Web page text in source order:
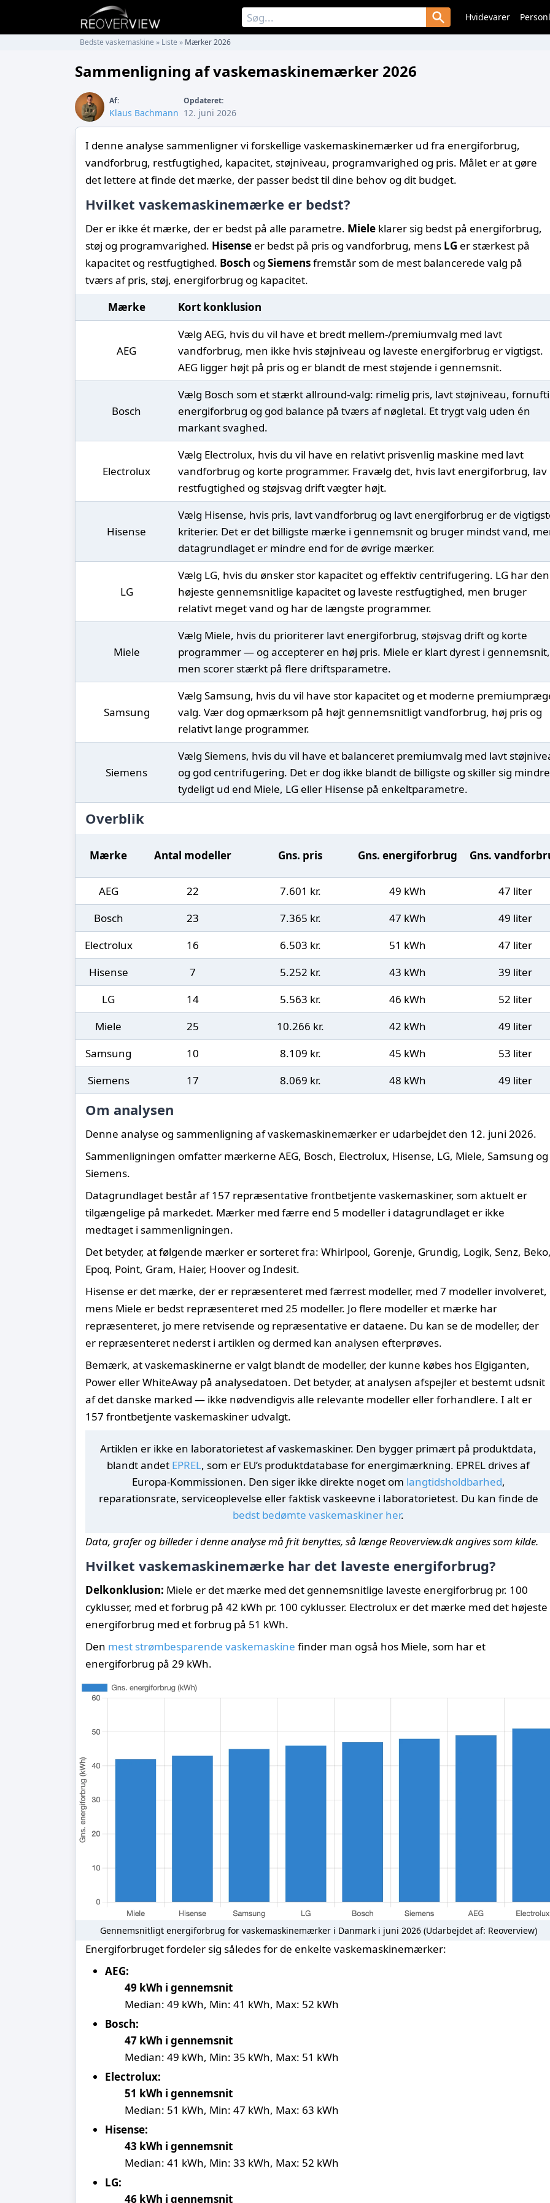
Hvidevarer
Bedste vaskemaskine » Liste » Mærker 2026
Sammenligning af vaskemaskinemærker 2026
Af:
Klaus Bachmann
Opdateret:
12. juni 2026
I denne analyse sammenligner vi forskellige vaskemaskinemærker ud fra energiforbrug,
vandforbrug, restfugtighed, kapacitet, støjniveau, programvarighed og pris. Målet er at gøre
det lettere at finde det mærke, der passer bedst til dine behov og dit budget.
Hvilket vaskemaskinemærke er bedst?
Der er ikke ét mærke, der er bedst på alle parametre. Miele klarer sig bedst på energiforbrug,
støj og programvarighed. Hisense er bedst på pris og vandforbrug, mens LG er stærkest på
kapacitet og restfugtighed. Bosch og Siemensfremstår som de mest balancerede valg på
tværs af pris, støj, energiforbrug og kapacitet.
Mærke
Kort konklusion
AEG
Vælg AEG, hvis du vil have et bredt mellem-/premiumvalg med lavt
vandforbrug, men ikke hvis støjniveau og laveste energiforbrug er vigtigst.
AEG ligger højt på pris og er blandt de mest støjende i gennemsnit.
Bosch
Vælg Bosch som et stærkt allround-valg: rimelig pris, lavt støjniveau,
energiforbrug og god balance på tværs af nøgletal. Et trygt valg uden én
markant svaghed.
Electrolux
Vælg Electrolux, hvis du vil have en relativt prisvenlig maskine med lavt
vandforbrug og korte programmer. Fravælg det, hvis lavt energiforbrug, lav
restfugtighed og støjsvag drift vægter højt.
Hisense
Vælg Hisense, hvis pris, lavt vandforbrug og lavt energiforbrug er de
kriterier. Det er det billigste mærke i gennemsnit og bruger mindst vand,
datagrundlaget er mindre end for de øvrige mærker.
LG
Vælg LG, hvis du ønsker stor kapacitet og effektiv centrifugering. LG har den
højeste gennemsnitlige kapacitet og laveste restfugtighed, men bruger
relativt meget vand og har de længste programmer.
Miele
Vælg Miele, hvis du prioriterer lavt energiforbrug, støjsvag drift og korte
programmer — og accepterer en høj pris. Miele er klart dyrest i gennemsnit,
men scorer stærkt på flere driftsparametre.
Samsung
Vælg Samsung, hvis du vil have stor kapacitet og et moderne
valg. Vær dog opmærksom på højt gennemsnitligt vandforbrug, høj pris og
relativt lange programmer.
Siemens
Vælg Siemens, hvis du vil have et balanceret premiumvalg med lavt
og god centrifugering. Det er dog ikke blandt de billigste og skiller sig mindre
tydeligt ud end Miele, LG eller Hisense på enkeltparametre.
Overblik
Mærke Antal modeller Gns. pris Gns. energiforbrug Gns.
AEG 22 7.601 kr. 49 kWh
47 liter
Bosch
23 7.365 kr. 47 kWh
49 liter
Electrolux
16 6.503 kr. 51 kWh
47 liter
Hisense
7 5.252 kr. 43 kWh
39 liter
LG
14 5.563 kr. 46 kWh
52 liter
Miele
25 10.266 kr. 42 kWh
49 liter
Samsung
10 8.109 kr. 45 kWh
53 liter
Siemens
17 8.069 kr. 48 kWh 49 liter
Om analysen
Denne analyse og sammenligning af vaskemaskinemærker er udarbejdet den 12. juni 2026.
Sammenligningen omfatter mærkerne AEG, Bosch, Electrolux, Hisense, LG, Miele, Samsung og
Siemens.
Datagrundlaget består af 157 repræsentative frontbetjente vaskemaskiner, som aktuelt er
tilgængelige på markedet. Mærker med færre end 5 modeller i datagrundlaget er ikke
medtaget i sammenligningen.
Det betyder, at følgende mærker er sorteret fra: Whirlpool, Gorenje, Grundig, Logik, Senz,
Epoq, Point, Gram, Haier, Hoover og Indesit.
Hisense er det mærke, der er repræsenteret med færrest modeller, med 7 modeller involveret,
mens Miele er bedst repræsenteret med 25 modeller. Jo flere modeller et mærke har
repræsenteret, jo mere retvisende og repræsentative er dataene. Du kan se de modeller, der
er repræsenteret nederst i artiklen og dermed kan analysen efterprøves.
Bemærk, at vaskemaskinerne er valgt blandt de modeller, der kunne købes hos Elgiganten,
Power eller WhiteAway på analysedatoen. Det betyder, at analysen afspejler et bestemt udsnit
af det danske marked — ikke nødvendigvis alle relevante modeller eller forhandlere. I alt er
157 frontbetjente vaskemaskiner udvalgt.
Artiklen er ikke en laboratorietest af vaskemaskiner. Den bygger primært på produktdata,
blandt andet EPREL, som er EU’s produktdatabase for energimærkning. EPREL drives af
Europa-Kommissionen. Den siger ikke direkte noget om langtidsholdbarhed,
reparationsrate, serviceoplevelse eller faktisk vaskeevne i laboratorietest. Du kan finde de
bedst bedømte vaskemaskiner her.
Data, grafer og billeder i denne analyse må frit benyttes, så længe Reoverview.dk angives som kilde.
Hvilket vaskemaskinemærke har det laveste energiforbrug?
Delkonklusion: Miele er det mærke med det gennemsnitlige laveste energiforbrug pr. 100
cyklusser, med et forbrug på 42 kWh pr. 100 cyklusser. Electrolux er det mærke med det højeste
energiforbrug med et forbrug på 51 kWh.
Den mest strømbesparende vaskemaskine finder man også hos Miele, som har et
energiforbrug på 29 kWh.
Gennemsnitligt energiforbrug for vaskemaskinemærker i Danmark i juni 2026 (Udarbejdet af: Reoverview)
Energiforbruget fordeler sig således for de enkelte vaskemaskinemærker:
AEG:
49 kWh i gennemsnit
Median: 49 kWh, Min: 41 kWh, Max: 52 kWh
Bosch:
47 kWh i gennemsnit
Median: 49 kWh, Min: 35 kWh, Max: 51 kWh
Electrolux:
51 kWh i gennemsnit
Median: 51 kWh, Min: 47 kWh, Max: 63 kWh
Hisense:
43 kWh i gennemsnit
Median: 41 kWh, Min: 33 kWh, Max: 52 kWh
LG:
46 kWh i gennemsnit